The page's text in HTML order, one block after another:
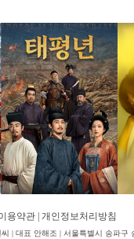
용약관 개인정보처리방침
| 대표 안해조 | 서울특별시 송파구